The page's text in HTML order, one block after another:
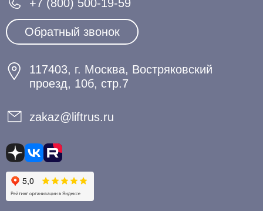
+7 (800) 500-19-59
Обратный звонок
117403, г. Москва, Востряковский
проезд, 10б, стр.7
zakaz@liftrus.ru